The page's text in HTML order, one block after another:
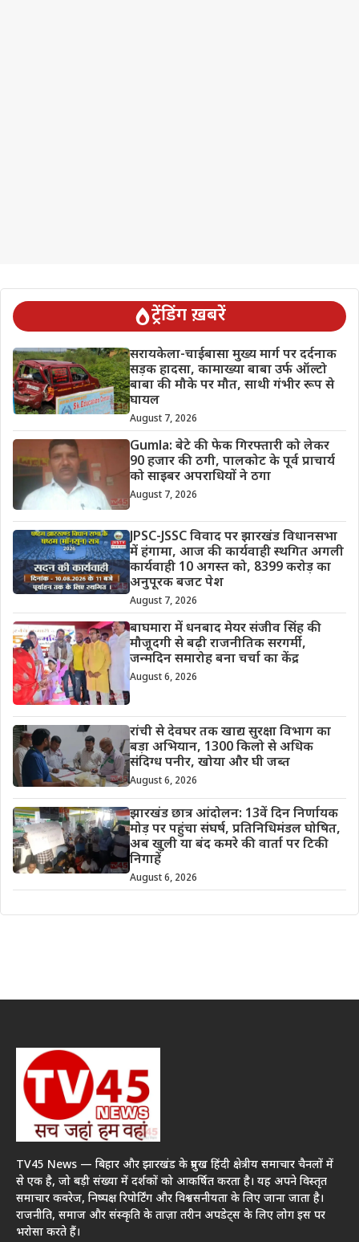
ट्रेंडिंग ख़बरें
सरायकेला-चाईबासा मुख्य मार्ग पर दर्दनाक
सड़क हादसा, कामाख्या बाबा उर्फ ऑल्टो
बाबा की मौके पर मौत, साथी गंभीर रूप से
घायल
August 7, 2026
Gumla: बेटे की फेक गिरफ्तारी को लेकर
90 हजार की ठगी, पालकोट के पूर्व प्राचार्य
को साइबर अपराधियों ने ठगा
August 7, 2026
JPSC-JSSC विवाद पर झारखंड विधानसभा
में हंगामा, आज की कार्यवाही स्थगित अगली
कार्यवाही 10 अगस्त को, 8399 करोड़ का
अनुपूरक बजट पेश
August 7, 2026
बाघमारा में धनबाद मेयर संजीव सिंह की
मौजूदगी से बढ़ी राजनीतिक सरगर्मी,
जन्मदिन समारोह बना चर्चा का केंद्र
August 6, 2026
रांची से देवघर तक खाद्य सुरक्षा विभाग का
बड़ा अभियान, 1300 किलो से अधिक
संदिग्ध पनीर, खोया और घी जब्त
August 6, 2026
झारखंड छात्र आंदोलन: 13वें दिन निर्णायक
मोड़ पर पहुंचा संघर्ष, प्रतिनिधिमंडल घोषित,
अब खुली या बंद कमरे की वार्ता पर टिकी
निगाहें
August 6, 2026
TV45 News — बिहार और झारखंड के प्रमुख हिंदी क्षेत्रीय समाचार चैनलों में
से एक है, जो बड़ी संख्या में दर्शकों को आकर्षित करता है। यह अपने विस्तृत
समाचार कवरेज, निष्पक्ष रिपोर्टिंग और विश्वसनीयता के लिए जाना जाता है।
राजनीति, समाज और संस्कृति के ताज़ा तरीन अपडेट्स के लिए लोग इस पर
भरोसा करते हैं।